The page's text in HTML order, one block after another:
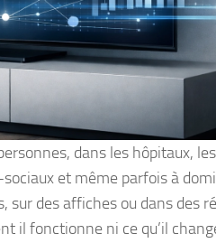
dans les hôpitaux, les
et même parfois à
sur des affiches ou dans des
il fonctionne ni ce qu’il